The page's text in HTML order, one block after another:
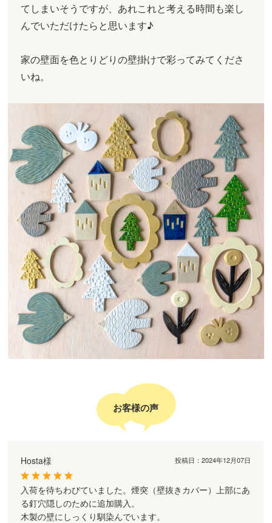
てしまいそうですが、あれこれと考える時間も楽し
んでいただけたらと思います♪
家の壁面を色とりどりの壁掛けで彩ってみてくださ
いね。
お客様の声
Hosta様 投稿日：2024年12月07日
入荷を待ちわびていました。煙突（壁抜きカバー）上部にあ
る釘穴隠しのために追加購入。
木製の壁にしっくり馴染んでいます。